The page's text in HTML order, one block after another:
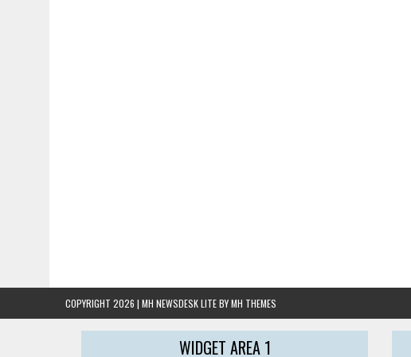
COPYRIGHT 2026 | MH NEWSDESK LITE BYMH THEMES
WIDGET AREA 1